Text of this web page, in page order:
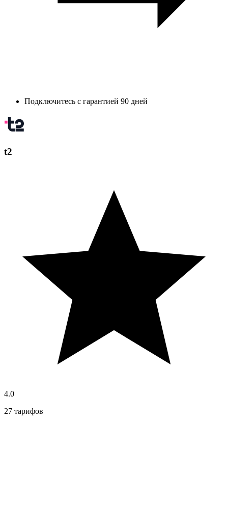
Подключитесь с гарантией 90 дней
t2
4.0
27 тарифов